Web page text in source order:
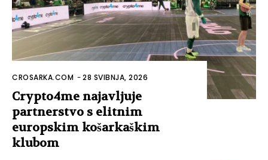
CROSARKA.COM -28 SVIBNJA, 2026
Crypto4me najavljuje
partnerstvo s elitnim
europskim košarkaškim
klubom